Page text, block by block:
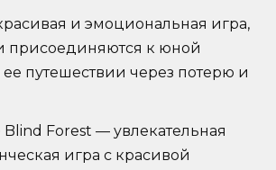
и эмоциональная игра,
присоединяются к юной
путешествии через потерю и
Forest — увлекательная
игра с красивой